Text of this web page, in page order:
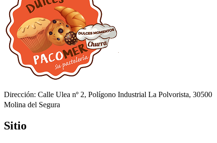
Dirección: Calle Ulea nº 2, Polígono Industrial La Polvorista, 30500
Molina del Segura
Sitio